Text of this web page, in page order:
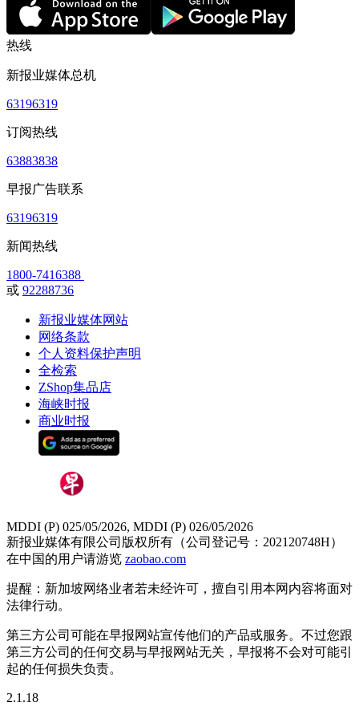
热线
新报业媒体总机
63196319
订阅热线
63883838
早报广告联系
63196319
新闻热线
1800-7416388
或 92288736
新报业媒体网站
网络条款
个人资料保护声明
全检索
ZShop集品店
海峡时报
商业时报
MDDI (P) 025/05/2026, MDDI (P) 026/05/2026
新报业媒体有限公司版权所有（公司登记号：202120748H）
在中国的用户请游览 zaobao.com
提醒：新加坡网络业者若未经许可，擅自引用本网内容将面对
法律行动。
第三方公司可能在早报网站宣传他们的产品或服务。不过您跟
第三方公司的任何交易与早报网站无关，早报将不会对可能引
起的任何损失负责。
2.1.18